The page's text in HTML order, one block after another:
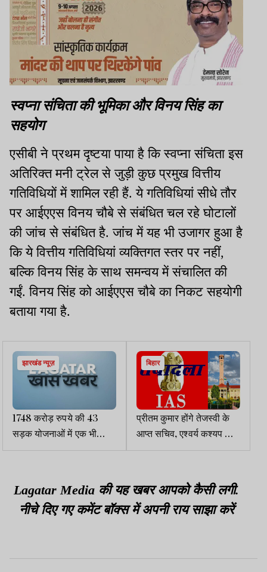
स्वप्ना संचिता की भूमिका और विनय सिंह का
सहयोग
एसीबी ने प्रथम दृष्टया पाया है कि स्वप्ना संचिता इस
अतिरिक्त मनी ट्रेल से जुड़ी कुछ प्रमुख वित्तीय
गतिविधियों में शामिल रही हैं. ये गतिविधियां सीधे तौर
पर आईएएस विनय चौबे से संबंधित चल रहे घोटालों
की जांच से संबंधित है. जांच में यह भी उजागर हुआ है
कि ये वित्तीय गतिविधियां व्यक्तिगत स्तर पर नहीं,
बल्कि विनय सिंह के साथ समन्वय में संचालित की
गईं. विनय सिंह को आईएएस चौबे का निकट सहयोगी
बताया गया है.
झारखंड न्यूज़
1748 करोड़ रुपये की 43
सड़क योजनाओं में एक भी
निर्धारित समय में पूरा नहीं
बिहार
प्रीतम कुमार होंगे तेजस्वी के
आप्त सचिव, एश्वर्य कश्यप और
विश्वजीत कुमार को खनन
Lagatar Media की यह खबर आपको कैसी लगी.
नीचे दिए गए कमेंट बॉक्स में अपनी राय साझा करें